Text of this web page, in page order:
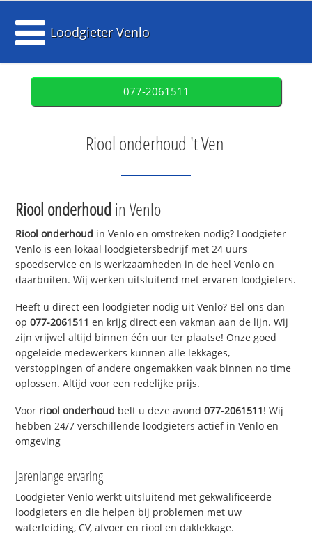
Loodgieter Venlo
077-2061511
Riool onderhoud 't Ven
Riool onderhoudin Venlo
Riool onderhoud in Venlo en omstreken nodig? Loodgieter
Venlo is een lokaal loodgietersbedrijf met 24 uurs
spoedservice en is werkzaamheden in de heel Venlo en
daarbuiten. Wij werken uitsluitend met ervaren loodgieters.
Heeft u direct een loodgieter nodig uit Venlo? Bel ons dan
op077-2061511 en krijg direct een vakman aan de lijn. Wij
zijn vrijwel altijd binnen één uur ter plaatse! Onze goed
opgeleide medewerkers kunnen alle lekkages,
verstoppingen of andere ongemakken vaak binnen no time
oplossen. Altijd voor een redelijke prijs.
Voor riool onderhoud belt u deze avond077-2061511! Wij
hebben 24/7 verschillende loodgieters actief in Venlo en
omgeving
Jarenlange ervaring
Loodgieter Venlo werkt uitsluitend met gekwalificeerde
loodgieters en die helpen bij problemen met uw
waterleiding, CV, afvoer en riool en daklekkage.